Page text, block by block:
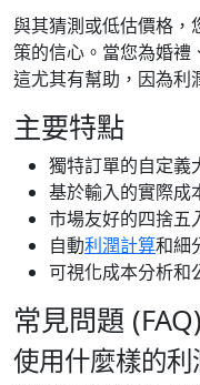
與其猜測或低估價格，
策的信心。當您為婚禮
這尤其有幫助，因為利
主要特點
獨特訂單的自定義
基於輸入的實際成
市場友好的四捨五
自動利潤計算和細
可視化成本分析和
常見問題 (FAQ)
使用什麼樣的利